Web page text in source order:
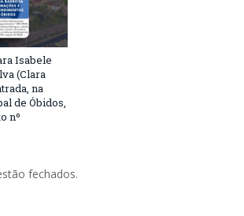
Isabele
(Clara
na
de Óbidos,
nº
fechados.